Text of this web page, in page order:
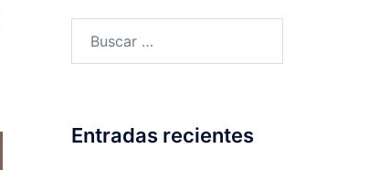
Entradas recientes